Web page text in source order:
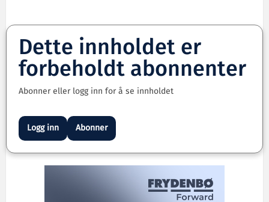
Dette innholdet er
forbeholdt abonnenter
Abonner eller logg inn for å se innholdet
Logg inn Abonner